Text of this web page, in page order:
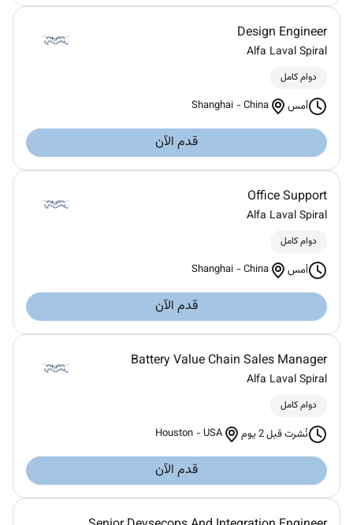
Design Engineer
Alfa Laval Spiral
دوام كامل
أمس Shanghai -China
قدم الآن
Office Support
Alfa Laval Spiral
دوام كامل
أمس Shanghai -China
قدم الآن
Battery Value Chain Sales Manager
Alfa Laval Spiral
دوام كامل
نُشرت قبل 2 يوم Houston -USA
قدم الآن